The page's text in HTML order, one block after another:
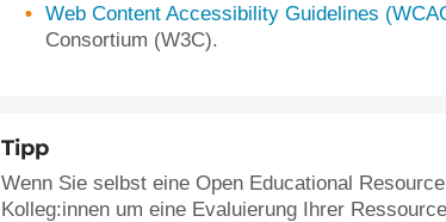
Web Content Accessibility Guidelines
Consortium (W3C).
Tipp
Wenn Sie selbst eine Open Educational
Kolleg:innen um eine Evaluierung Ihrer